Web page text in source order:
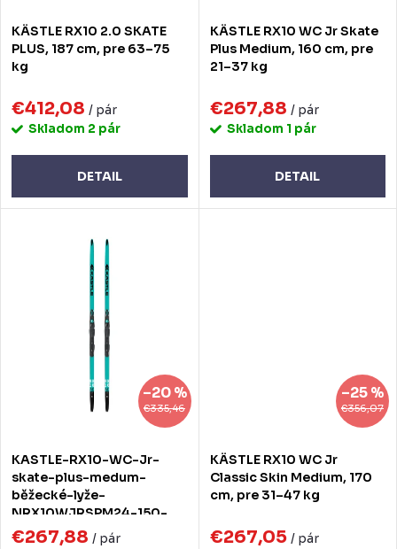
o
d
u
k
t
v
o
d
u
k
v
KÄSTLE RX10 2.0 SKATE
PLUS, 187 cm, pre 63–75
kg
€412,08 / pár
Skladom 2 pár
DETAIL
KÄSTLE RX10 WC Jr Skate
Plus Medium, 160 cm, pre
21–37 kg
€267,88 / pár
Skladom 1 pár
DETAIL
€335,46
–20 %
KASTLE-RX10-WC-Jr-
skate-plus-medum-
běžecké-lyže-
NRX10WJRSPM24-150-
150
€267,88 / pár
€356,07
–25 %
KÄSTLE RX10 WC Jr
Classic Skin Medium, 170
cm, pre 31–47 kg
€267,05 / pár